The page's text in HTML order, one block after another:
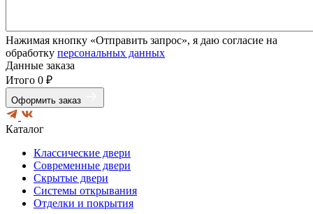
Нефтеюганск
Нижневартовск
Нижний Тагил
Нижняя Тура
Новороссийск
Новоуральск
Нягань
Омск
Пенза
Полевской
Пятигорск
Ревда
Реж
Ростов-на-Дону
Нажимая кнопку «Отправить запрос», я даю согласие на
обработку персональных данных
Данные заказа
Итого 0 ₽
Оформить заказ
Каталог
Классические двери
Современные двери
Скрытые двери
Системы открывания
Отделки и покрытия